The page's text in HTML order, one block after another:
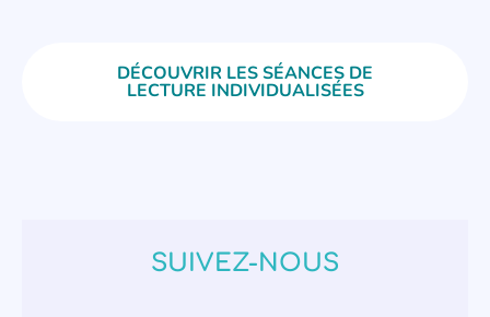
DÉCOUVRIR LES SÉANCES DE
LECTURE INDIVIDUALISÉES
SUIVEZ-NOUS